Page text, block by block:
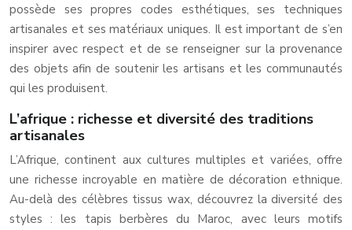
possède ses propres codes esthétiques, ses techniques
artisanales et ses matériaux uniques. Il est important de s’en
inspirer avec respect et de se renseigner sur la provenance
des objets afin de soutenir les artisans et les communautés
qui les produisent.
L’afrique : richesse et diversité des traditions
artisanales
L’Afrique, continent aux cultures multiples et variées, offre
une richesse incroyable en matière de décoration ethnique.
Au-delà des célèbres tissus wax, découvrez la diversité des
styles : les tapis berbères du Maroc, avec leurs motifs